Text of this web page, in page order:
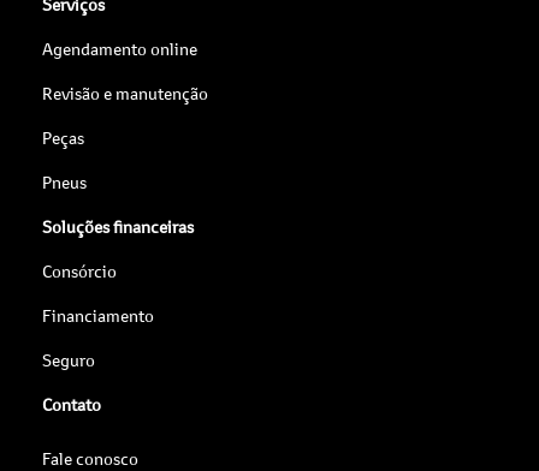
Agendamento online
Revisão e manutenção
Peças
Pneus
Soluções financeiras
Consórcio
Financiamento
Seguro
Contato
Fale conosco